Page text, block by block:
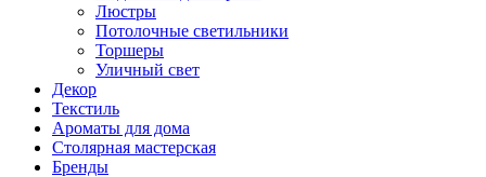
Люстры
Потолочные светильники
Торшеры
Уличный свет
Декор
Текстиль
Ароматы для дома
Столярная мастерская
Бренды